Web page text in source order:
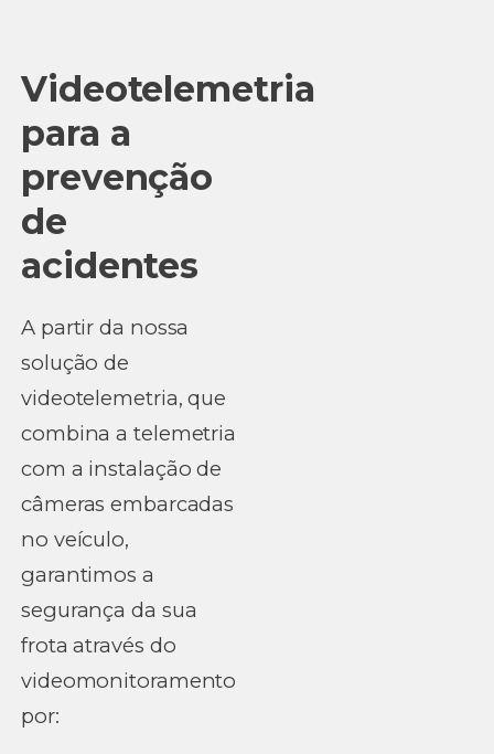
Videotelemetria
para a
prevenção
de
acidentes
A partir da nossa
solução de
videotelemetria, que
combina a telemetria
com a instalação de
câmeras embarcadas
no veículo,
garantimos a
segurança da sua
frota através do
videomonitoramento
por: